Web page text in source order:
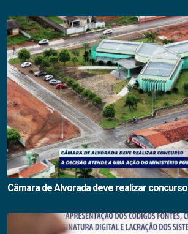
Câmara de Alvorada deve realizar concurso